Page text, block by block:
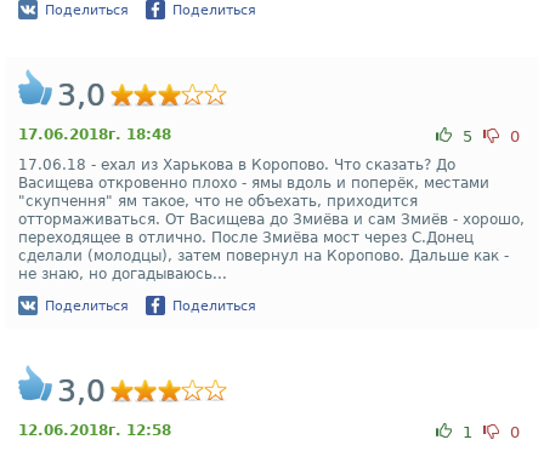
Поделиться Поделиться
3,0
17.06.2018г. 18:48 5 0
17.06.18 - ехал из Харькова в Коропово. Что сказать? До
Васищева откровенно плохо - ямы вдоль и поперёк, местами
"скупчення" ям такое, что не объехать, приходится
оттормаживаться. От Васищева до Змиёва и сам Змиёв - хорошо,
переходящее в отлично. После Змиёва мост через С.Донец
сделали (молодцы), затем повернул на Коропово. Дальше как -
не знаю, но догадываюсь...
Поделиться Поделиться
3,0
12.06.2018г. 12:58 1 0